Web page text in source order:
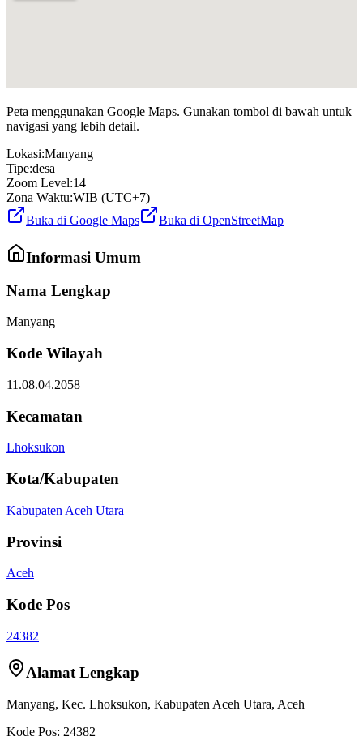
Peta menggunakan Google Maps. Gunakan tombol di bawah untuk
navigasi yang lebih detail.
Lokasi:Manyang
Tipe:desa
Zoom Level:14
Zona Waktu:WIB (UTC+7)
Buka di Google Maps
Buka di OpenStreetMap
Informasi Umum
Nama Lengkap
Manyang
Kode Wilayah
11.08.04.2058
Kecamatan
Lhoksukon
Kota/Kabupaten
Kabupaten Aceh Utara
Provinsi
Aceh
Kode Pos
24382
Alamat Lengkap
Manyang, Kec. Lhoksukon, Kabupaten Aceh Utara, Aceh
Kode Pos: 24382